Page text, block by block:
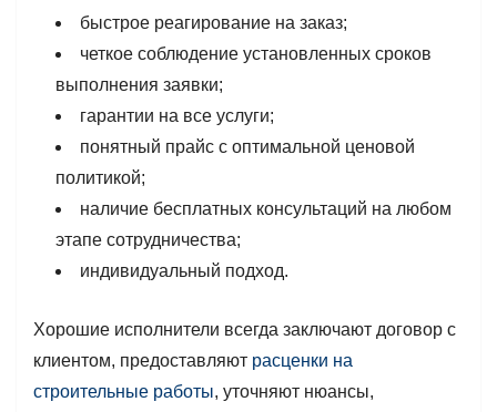
быстрое реагирование на заказ;
четкое соблюдение установленных сроков
выполнения заявки;
гарантии на все услуги;
понятный прайс с оптимальной ценовой
политикой;
наличие бесплатных консультаций на любом
этапе сотрудничества;
индивидуальный подход.
Хорошие исполнители всегда заключают договор с
клиентом, предоставляют расценки на
строительные работы, уточняют нюансы,